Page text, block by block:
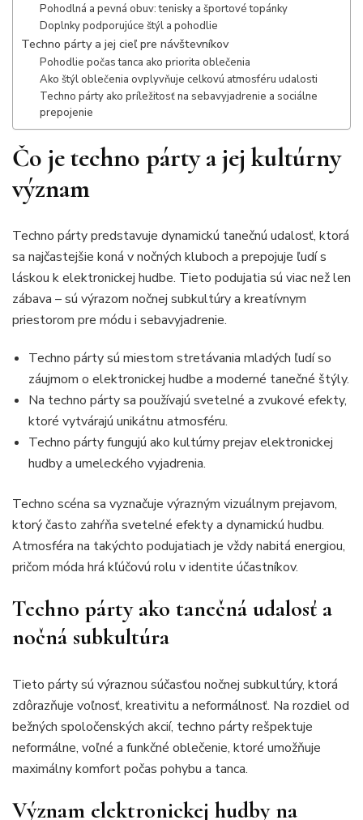
Pohodlná a pevná obuv: tenisky a športové topánky
Doplnky podporujúce štýl a pohodlie
Techno párty a jej cieľ pre návštevníkov
Pohodlie počas tanca ako priorita oblečenia
Ako štýl oblečenia ovplyvňuje celkovú atmosféru udalosti
Techno párty ako príležitosť na sebavyjadrenie a sociálne
prepojenie
Čo je techno párty a jej kultúrny
význam
Techno párty predstavuje dynamickú tanečnú udalosť, ktorá
sa najčastejšie koná v nočných kluboch a prepojuje ľudí s
láskou k elektronickej hudbe. Tieto podujatia sú viac než len
zábava – sú výrazom nočnej subkultúry a kreatívnym
priestorom pre módu i sebavyjadrenie.
Techno párty sú miestom stretávania mladých ľudí so
záujmom o elektronickej hudbe a moderné tanečné štýly.
Na techno párty sa používajú svetelné a zvukové efekty,
ktoré vytvárajú unikátnu atmosféru.
Techno párty fungujú ako kultúrny prejav elektronickej
hudby a umeleckého vyjadrenia.
Techno scéna sa vyznačuje výrazným vizuálnym prejavom,
ktorý často zahŕňa svetelné efekty a dynamickú hudbu.
Atmosféra na takýchto podujatiach je vždy nabitá energiou,
pričom móda hrá kľúčovú rolu v identite účastníkov.
Techno párty ako tanečná udalosť a
nočná subkultúra
Tieto párty sú výraznou súčasťou nočnej subkultúry, ktorá
zdôrazňuje voľnosť, kreativitu a neformálnosť. Na rozdiel od
bežných spoločenských akcií, techno párty rešpektuje
neformálne, voľné a funkčné oblečenie, ktoré umožňuje
maximálny komfort počas pohybu a tanca.
Význam elektronickej hudby na